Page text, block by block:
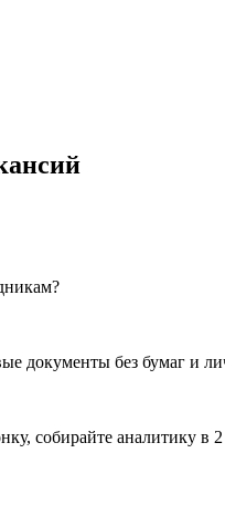
документы без бумаг и
собирайте аналитику в